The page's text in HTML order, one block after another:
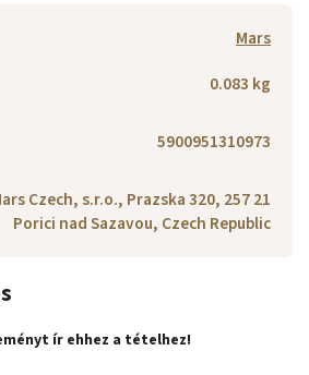
Mars
0.083 kg
5900951310973
Czech, s.r.o., Prazska 320, 257 21
Porici nad Sazavou, Czech Republic
ír ehhez a tételhez!